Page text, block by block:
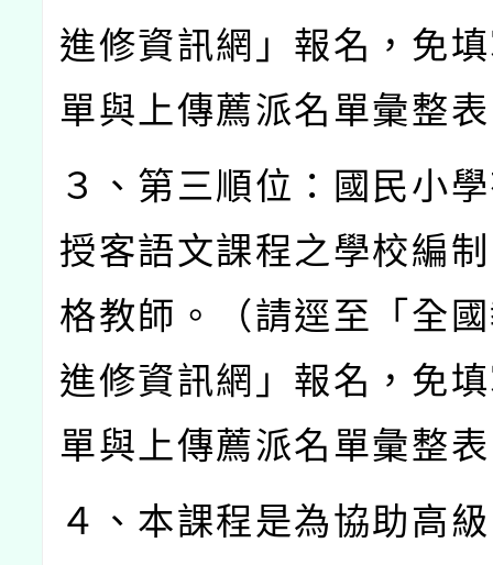
進修資訊網」報名，免
單與上傳薦派名單彙整
３、第三順位：國民小
授客語文課程之學校編
格教師。（請逕至「全
進修資訊網」報名，免
單與上傳薦派名單彙整
４、本課程是為協助高